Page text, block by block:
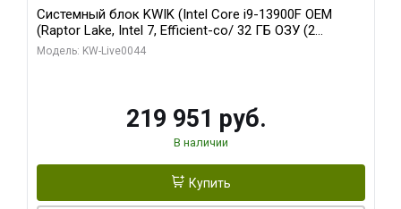
Системный блок KWIK (Intel Core i9-13900F OEM
(Raptor Lake, Intel 7, Efficient-co/ 32 ГБ ОЗУ (2
модуля)/ Gigabyte RTX5070Ti AERO OC 16GB GDDR7
Модель: KW-Live0044
219 951 руб.
В наличии
Купить